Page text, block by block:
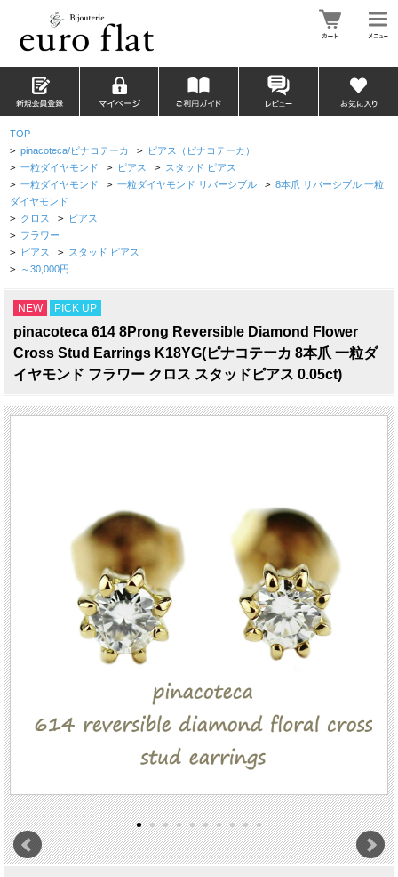
TOP
> pinacoteca/ピナコテーカ > ピアス（ピナコテーカ）
> 一粒ダイヤモンド > ピアス > スタッド ピアス
> 一粒ダイヤモンド > 一粒ダイヤモンド リバーシブル > 8本爪 リバーシブル 一粒
ダイヤモンド
> クロス > ピアス
> フラワー
> ピアス > スタッド ピアス
> ～30,000円
NEW PICK UP
pinacoteca 614 8Prong Reversible Diamond Flower
Cross Stud Earrings K18YG(ピナコテーカ 8本爪 一粒ダ
イヤモンド フラワー クロス スタッドピアス 0.05ct)